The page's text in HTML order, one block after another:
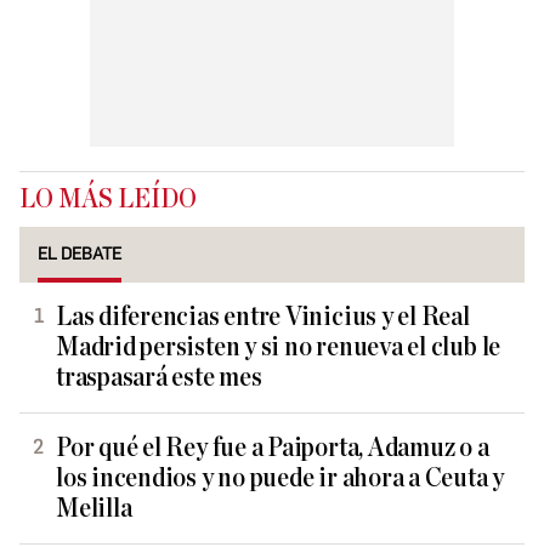
LO MÁS LEÍDO
EL DEBATE
Las diferencias entre Vinicius y el Real
Madrid persisten y si no renueva el club le
traspasará este mes
Por qué el Rey fue a Paiporta, Adamuz o a
los incendios y no puede ir ahora a Ceuta y
Melilla